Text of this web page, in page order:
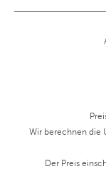
Wir berechnen die
Der Preis